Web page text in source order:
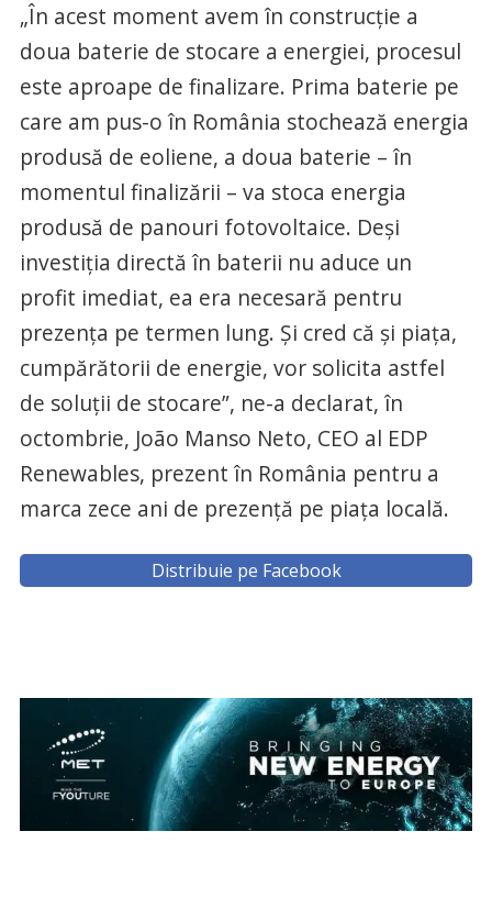
„În acest moment avem în construcție a
doua baterie de stocare a energiei, procesul
este aproape de finalizare. Prima baterie pe
care am pus-o în România stochează energia
produsă de eoliene, a doua baterie – în
momentul finalizării – va stoca energia
produsă de panouri fotovoltaice. Deși
investiția directă în baterii nu aduce un
profit imediat, ea era necesară pentru
prezența pe termen lung. Și cred că și piața,
cumpărătorii de energie, vor solicita astfel
de soluții de stocare”, ne-a declarat, în
octombrie, João Manso Neto, CEO al EDP
Renewables, prezent în România pentru a
marca zece ani de prezență pe piața locală.
Distribuie pe Facebook